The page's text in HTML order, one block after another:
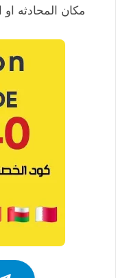
مكان المحادثه او